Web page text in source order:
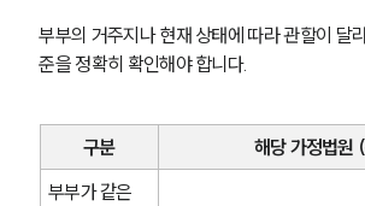
부부의 거주지나 현재 상태에 따라 관할이 달
준을 정확히 확인해야 합니다.
구분
해당 가정법원
부부가 같은